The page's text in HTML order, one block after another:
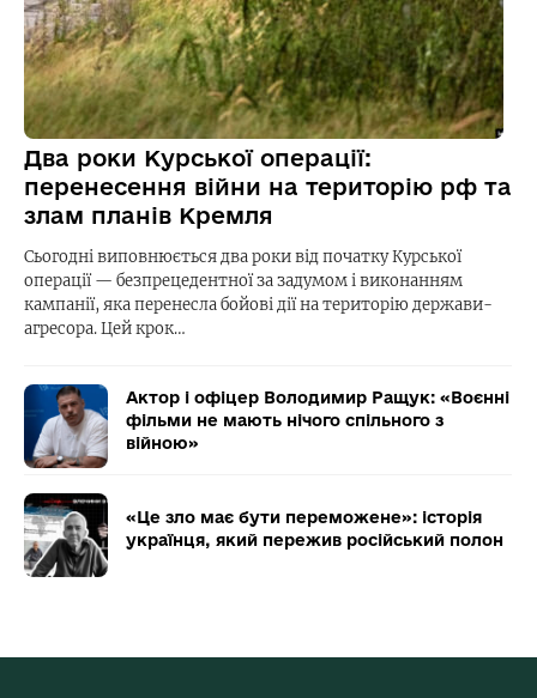
Два роки Курської операції:
перенесення війни на територію рф та
злам планів Кремля
Сьогодні виповнюється два роки від початку Курської
операції — безпрецедентної за задумом і виконанням
кампанії, яка перенесла бойові дії на територію держави-
агресора. Цей крок…
Актор і офіцер Володимир Ращук: «Воєнні
фільми не мають нічого спільного з
війною»
«Це зло має бути переможене»: історія
українця, який пережив російський полон